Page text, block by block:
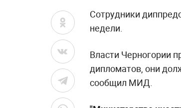
Сотрудники
недели.
Власти Черногории
дипломатов, они
сообщил МИД.